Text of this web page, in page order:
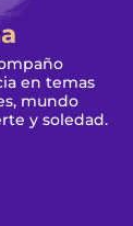
en temas
mundo
y soledad.